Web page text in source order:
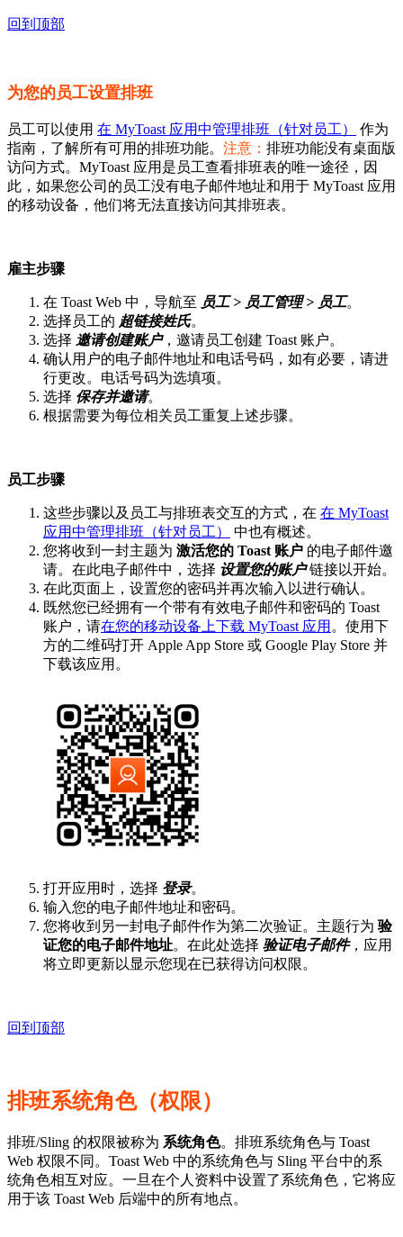
回到顶部
为您的员工设置排班
员工可以使用 在 MyToast 应用中管理排班（针对员工）
作为
指南，了解所有可用的排班功能。 注意： 排班功能没有桌面版
访问方式。MyToast 应用是员工查看排班表的唯一途径，因
此，如果您公司的员工没有电子邮件地址和用于 MyToast 应用
的移动设备，他们将无法直接访问其排班表。
雇主步骤
在 Toast Web 中，导航至 员工 > 员工管理 > 员工。
选择员工的 超链接姓氏。
选择 邀请创建账户，邀请员工创建 Toast 账户。
确认用户的电子邮件地址和电话号码，如有必要，请进
行更改。电话号码为选填项。
选择 保存并邀请。
根据需要为每位相关员工重复上述步骤。
员工步骤
这些步骤以及员工与排班表交互的方式，在 在 MyToast
应用中管理排班（针对员工）
中也有概述。
您将收到一封主题为 激活您的 Toast 账户 的电子邮件邀
请。在此电子邮件中，选择 设置您的账户链接以开始。
在此页面上，设置您的密码并再次输入以进行确认。
既然您已经拥有一个带有有效电子邮件和密码的 Toast
账户，请在您的移动设备上下载 MyToast 应用 。使用下
方的二维码打开 Apple App Store 或 Google Play Store 并
下载该应用。
打开应用时，选择 登录。
输入您的电子邮件地址和密码。
您将收到另一封电子邮件作为第二次验证。主题行为 验
证您的电子邮件地址。在此处选择 验证电子邮件，应用
将立即更新以显示您现在已获得访问权限。
回到顶部
排班系统角色（权限）
排班/Sling 的权限被称为 系统角色。排班系统角色与 Toast
Web 权限不同。Toast Web 中的系统角色与 Sling 平台中的系
统角色相互对应。一旦在个人资料中设置了系统角色，它将应
用于该 Toast Web 后端中的所有地点。